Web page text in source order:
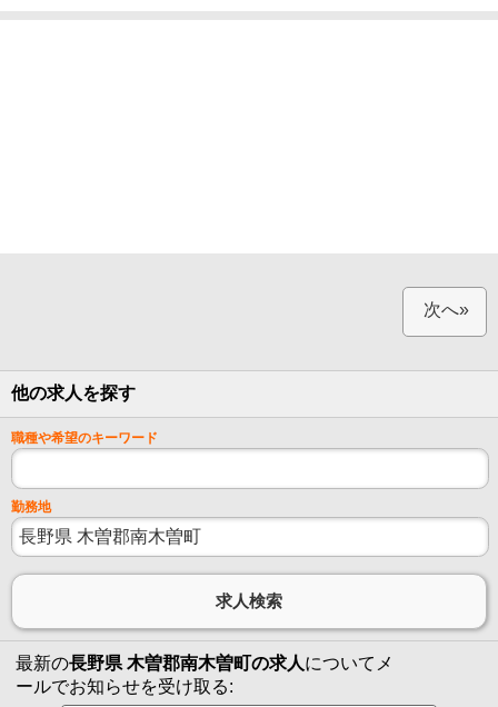
次へ»
他の求人を探す
職種や希望のキーワード
勤務地
最新の長野県 木曽郡南木曽町の求人についてメ
ールでお知らせを受け取る: